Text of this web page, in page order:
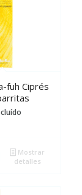
fuh Ciprés
Mostrar
detalles